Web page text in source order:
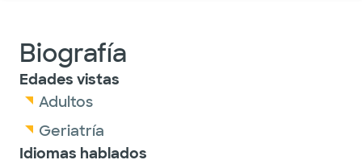
Biografía
Edades vistas
Adultos
Geriatría
Idiomas hablados